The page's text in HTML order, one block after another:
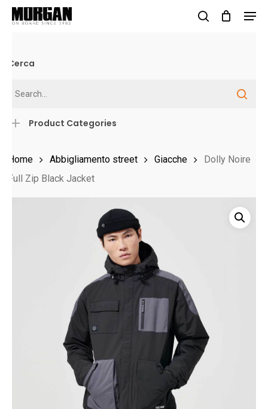
Skip
content
Cerca
Product Categories
Home Abbigliamento street Giacche
Dolly Noire
Full Zip Black Jacket